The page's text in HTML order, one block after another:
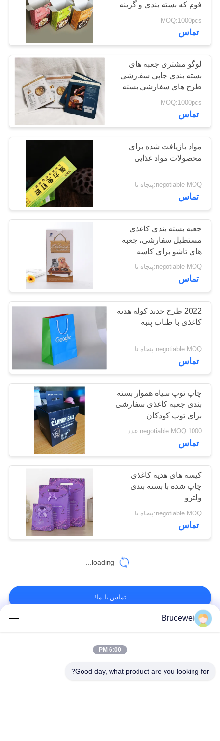
نقشه
سایت
PRIVACY
POLICY
فوم که بسته بندی و گزینه
های ارتباطی منحصر به
فرد را فراهم می کنند
MOQ:1000pcs
تماس
لوگو مشتری جعبه های
بسته بندی چاپی سفارشی
طرح های سفارشی بسته
بندی ایده آل برای نمایش و
تشخیص خرده فروشی
MOQ:1000pcs
تماس
مواد بازیافت شده برای
محصولات مواد غذایی
negotiable MOQ:پنجاه تا
تماس
جعبه بسته بندی کاغذی
مستطیل سفارشی، جعبه
های تاشو برای کاسه
حیوانات خانگی
negotiable MOQ:پنجاه تا
تماس
2022 طرح جدید کوله هدیه
کاغذی با طناب پنبه
negotiable MOQ:پنجاه تا
تماس
چاپ توپ سیاه هموار بسته
بندی جعبه کاغذی سفارشی
برای توپ کودکان
negotiable MOQ:1000 عدد
تماس
کیسه های هدیه کاغذی
چاپ شده با بسته بندی
ولترو
negotiable MOQ:پنجاه تا
تماس
loading...
تماس با ما!
دسته بندی های محبوب
جعبه بسته بندی کاغذی
جعبه بسته بندی مواد
Brucewei
6:00 PM
Good day, what product are you looking for?